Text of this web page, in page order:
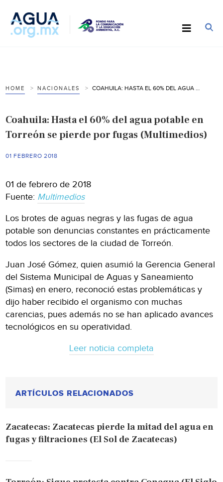
HOME NACIONALES
Coahuila: Hasta el 60% del agua potable en
Torreón se pierde por fugas (Multimedios)
01 FEBRERO 2018
01 de febrero de 2018
Fuente: Multimedios
Los brotes de aguas negras y las fugas de agua
potable son denuncias constantes en prácticamente
todos los sectores de la ciudad de Torreón.
Juan José Gómez, quien asumió la Gerencia General
del Sistema Municipal de Aguas y Saneamiento
(Simas) en enero, reconoció estas problemáticas y
dijo haber recibido el organismo con muchas
carencias, pues además no se han aplicado avances
tecnológicos en su operatividad.
Leer noticia completa
ARTÍCULOS RELACIONADOS
Zacatecas: Zacatecas pierde la mitad del agua en
fugas y filtraciones (El Sol de Zacatecas)